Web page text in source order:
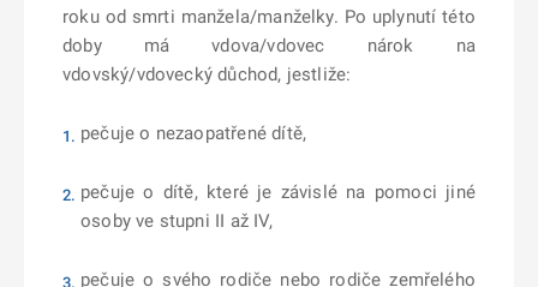
roku od smrti manžela/manželky. Po uplynutí této
doby má vdova/vdovec nárok na
vdovský/vdovecký důchod, jestliže:
pečuje o nezaopatřené dítě,
pečuje o dítě, které je závislé na pomoci jiné
osoby ve stupni II až IV,
pečuje o svého rodiče nebo rodiče zemřelého